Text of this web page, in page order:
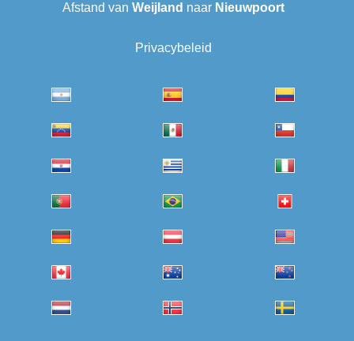
Afstand van Weijland naar Nieuwpoort
Privacybeleid